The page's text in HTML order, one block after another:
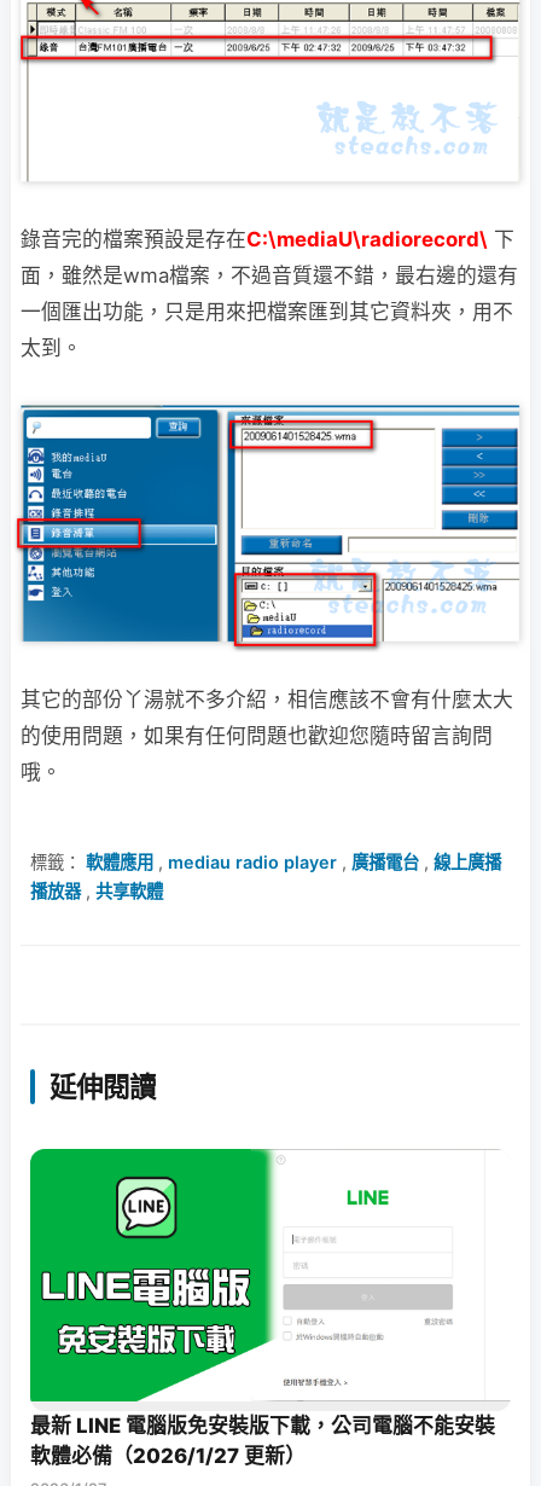
錄音完的檔案預設是存在C:\mediaU\radiorecord\ 下
面，雖然是wma檔案，不過音質還不錯，最右邊的還有
一個匯出功能，只是用來把檔案匯到其它資料夾，用不
太到。
其它的部份丫湯就不多介紹，相信應該不會有什麼太大
的使用問題，如果有任何問題也歡迎您隨時留言詢問
哦。
標籤： 軟體應用 , mediau radio player , 廣播電台 , 線上廣播
播放器, 共享軟體
延伸閱讀
最新 LINE 電腦版免安裝版下載，公司電腦不能安裝
軟體必備（2026/1/27 更新）